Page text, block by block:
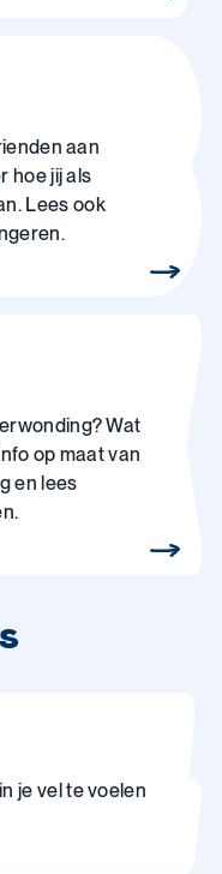
aan
hoe jij als
Lees ook
Wat
op maat van
en lees
je vel te voelen